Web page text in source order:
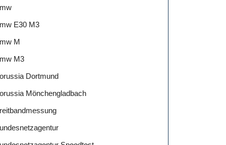
E30 M3
M
M3
Dortmund
Mönchengladbach